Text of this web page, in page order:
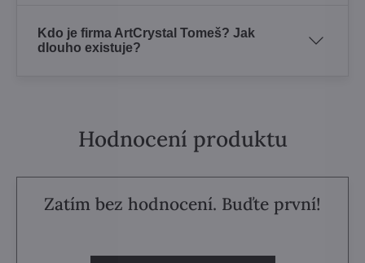
Kdo je firma ArtCrystal Tomeš? Jak
dlouho existuje?
Hodnocení produktu
Zatím bez hodnocení. Buďte první!